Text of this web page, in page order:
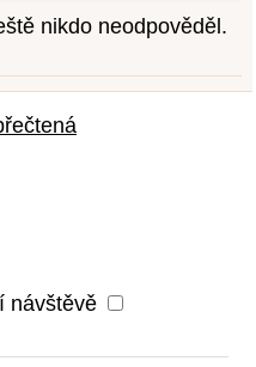
nikdo neodpověděl.
návštěvě